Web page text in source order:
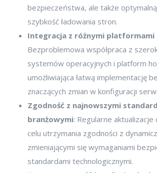
bezpieczeństwa, ale także
szybkość ładowania stron.
Integracja z różnymi
Bezproblemowa współpraca z
systemów operacyjnych i platform
umożliwiająca łatwą implementację
znaczących zmian w konfiguracji
Zgodność z najnowszymi
branżowymi: Regularne
celu utrzymania zgodności z
zmieniającymi się wymaganiami
standardami technologicznymi.